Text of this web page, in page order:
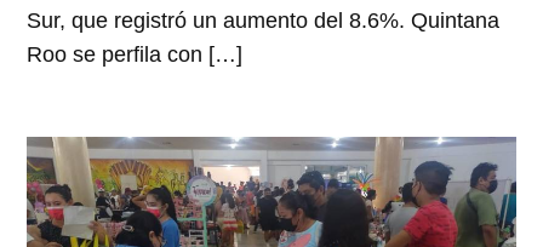
Sur, que registró un aumento del 8.6%. Quintana
Roo se perfila con […]